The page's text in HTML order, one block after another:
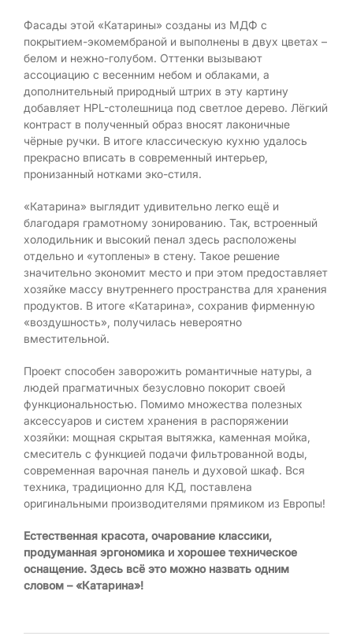
Фасады этой «Катарины» созданы из МДФ с
покрытием-экомембраной и выполнены в двух цветах –
белом и нежно-голубом. Оттенки вызывают
ассоциацию с весенним небом и облаками, а
дополнительный природный штрих в эту картину
добавляет HPL-столешница под светлое дерево. Лёгкий
контраст в полученный образ вносят лаконичные
чёрные ручки. В итоге классическую кухню удалось
прекрасно вписать в современный интерьер,
пронизанный нотками эко-стиля.
«Катарина» выглядит удивительно легко ещё и
благодаря грамотному зонированию. Так, встроенный
холодильник и высокий пенал здесь расположены
отдельно и «утоплены» в стену. Такое решение
значительно экономит место и при этом предоставляет
хозяйке массу внутреннего пространства для хранения
продуктов. В итоге «Катарина», сохранив фирменную
«воздушность», получилась невероятно
вместительной.
Проект способен заворожить романтичные натуры, а
людей прагматичных безусловно покорит своей
функциональностью. Помимо множества полезных
аксессуаров и систем хранения в распоряжении
хозяйки: мощная скрытая вытяжка, каменная мойка,
смеситель с функцией подачи фильтрованной воды,
современная варочная панель и духовой шкаф. Вся
техника, традиционно для КД, поставлена
оригинальными производителями прямиком из Европы!
Естественная красота, очарование классики,
продуманная эргономика и хорошее техническое
оснащение. Здесь всё это можно назвать одним
словом – «Катарина»!